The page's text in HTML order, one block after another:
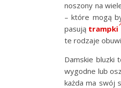
noszony na
– które mogą
pasują trampki
te rodzaje
Damskie bluzki
wygodne lub
każda ma swój